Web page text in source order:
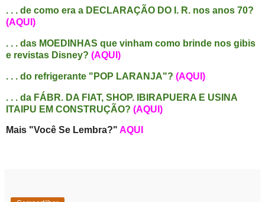
. . . de como era a DECLARAÇÃO DO I. R. nos anos 70?
(AQUI)
. . . das MOEDINHAS que vinham como brinde nos gibis
e revistas Disney? (AQUI)
. . . do refrigerante "POP LARANJA"? (AQUI)
. . . da FÁBR. DA FIAT, SHOP. IBIRAPUERA E USINA
ITAIPU EM CONSTRUÇÃO? (AQUI)
Mais "Você Se Lembra?" AQUI